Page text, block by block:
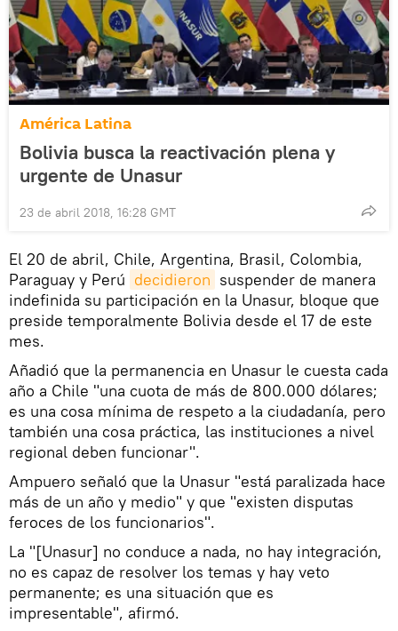
América Latina
Bolivia busca la reactivación plena y
urgente de Unasur
23 de abril 2018, 16:28 GMT
El 20 de abril, Chile, Argentina, Brasil, Colombia,
Paraguay y Perú decidieron suspender de manera
indefinida su participación en la Unasur, bloque que
preside temporalmente Bolivia desde el 17 de este
mes.
Añadió que la permanencia en Unasur le cuesta cada
año a Chile "una cuota de más de 800.000 dólares;
es una cosa mínima de respeto a la ciudadanía, pero
también una cosa práctica, las instituciones a nivel
regional deben funcionar".
Ampuero señaló que la Unasur "está paralizada hace
más de un año y medio" y que "existen disputas
feroces de los funcionarios".
La "[Unasur] no conduce a nada, no hay integración,
no es capaz de resolver los temas y hay veto
permanente; es una situación que es
impresentable", afirmó.